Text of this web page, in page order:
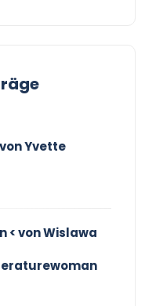
Yvette
< von Wislawa